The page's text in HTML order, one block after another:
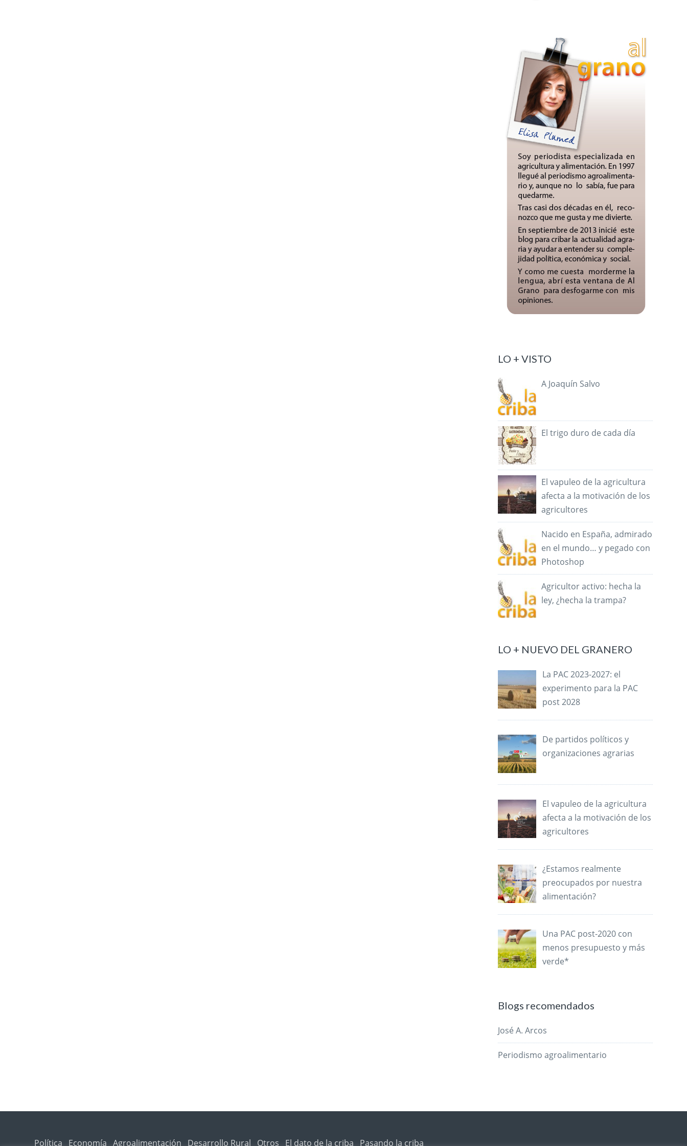
LO + VISTO
A Joaquín Salvo
El trigo duro de cada día
El vapuleo de la agricultura
afecta a la motivación de los
agricultores
Nacido en España, admirado
en el mundo… y pegado con
Photoshop
Agricultor activo: hecha la
ley, ¿hecha la trampa?
LO + NUEVO DEL GRANERO
La PAC 2023-2027: el
experimento para la PAC
post 2028
De partidos políticos y
organizaciones agrarias
El vapuleo de la agricultura
afecta a la motivación de los
agricultores
¿Estamos realmente
preocupados por nuestra
alimentación?
Una PAC post-2020 con
menos presupuesto y más
verde*
Blogs recomendados
José A. Arcos
Periodismo agroalimentario
Política Economía Agroalimentación Desarrollo Rural Otros El dato de la criba Pasando la criba